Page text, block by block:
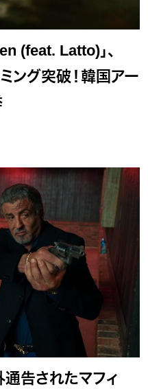
(feat. Latto)」、
ング突破！韓国アー
告されたマフィ